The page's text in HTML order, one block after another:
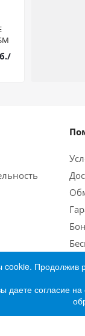
/
техники
Продолжив
даете согласие